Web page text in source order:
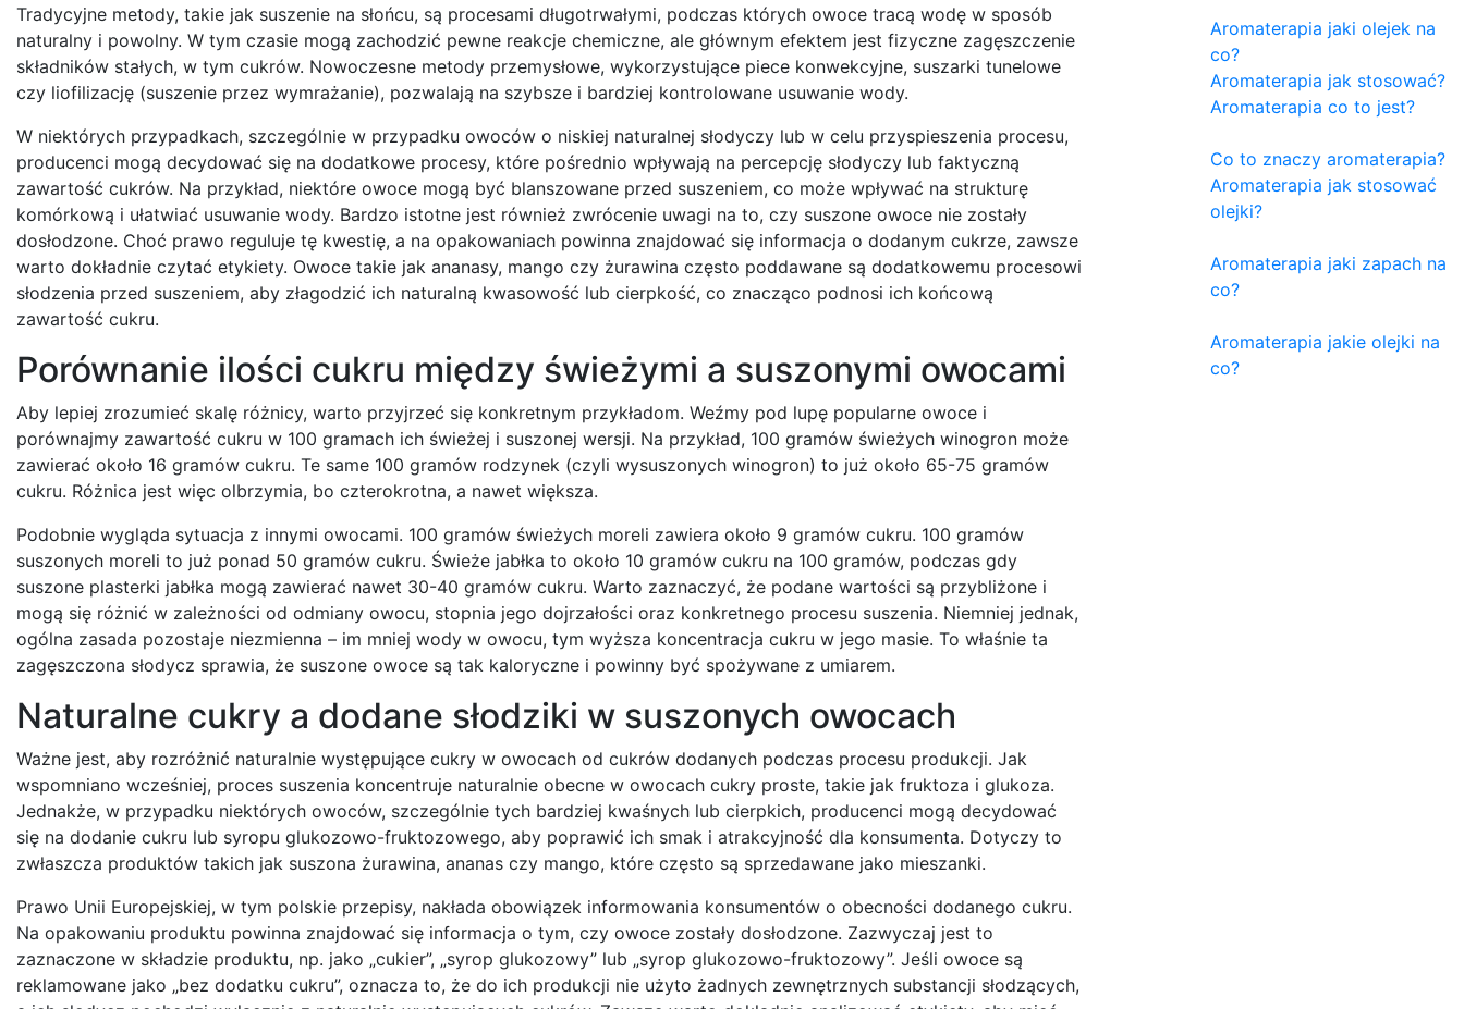
Tradycyjne metody, takie jak suszenie na słońcu, są procesami długotrwałymi, podczas których owoce tracą wodę w sposób
naturalny i powolny. W tym czasie mogą zachodzić pewne reakcje chemiczne, ale głównym efektem jest fizyczne zagęszczenie
składników stałych, w tym cukrów. Nowoczesne metody przemysłowe, wykorzystujące piece konwekcyjne, suszarki tunelowe
czy liofilizację (suszenie przez wymrażanie), pozwalają na szybsze i bardziej kontrolowane usuwanie wody.
W niektórych przypadkach, szczególnie w przypadku owoców o niskiej naturalnej słodyczy lub w celu przyspieszenia procesu,
producenci mogą decydować się na dodatkowe procesy, które pośrednio wpływają na percepcję słodyczy lub faktyczną
zawartość cukrów. Na przykład, niektóre owoce mogą być blanszowane przed suszeniem, co może wpływać na strukturę
komórkową i ułatwiać usuwanie wody. Bardzo istotne jest również zwrócenie uwagi na to, czy suszone owoce nie zostały
dosłodzone. Choć prawo reguluje tę kwestię, a na opakowaniach powinna znajdować się informacja o dodanym cukrze, zawsze
warto dokładnie czytać etykiety. Owoce takie jak ananasy, mango czy żurawina często poddawane są dodatkowemu procesowi
słodzenia przed suszeniem, aby złagodzić ich naturalną kwasowość lub cierpkość, co znacząco podnosi ich końcową
zawartość cukru.
Porównanie ilości cukru między świeżymi a suszonymi owocami
Aby lepiej zrozumieć skalę różnicy, warto przyjrzeć się konkretnym przykładom. Weźmy pod lupę popularne owoce i
porównajmy zawartość cukru w 100 gramach ich świeżej i suszonej wersji. Na przykład, 100 gramów świeżych winogron może
zawierać około 16 gramów cukru. Te same 100 gramów rodzynek (czyli wysuszonych winogron) to już około 65-75 gramów
cukru. Różnica jest więc olbrzymia, bo czterokrotna, a nawet większa.
Podobnie wygląda sytuacja z innymi owocami. 100 gramów świeżych moreli zawiera około 9 gramów cukru. 100 gramów
suszonych moreli to już ponad 50 gramów cukru. Świeże jabłka to około 10 gramów cukru na 100 gramów, podczas gdy
suszone plasterki jabłka mogą zawierać nawet 30-40 gramów cukru. Warto zaznaczyć, że podane wartości są przybliżone i
mogą się różnić w zależności od odmiany owocu, stopnia jego dojrzałości oraz konkretnego procesu suszenia. Niemniej jednak,
ogólna zasada pozostaje niezmienna – im mniej wody w owocu, tym wyższa koncentracja cukru w jego masie. To właśnie ta
zagęszczona słodycz sprawia, że suszone owoce są tak kaloryczne i powinny być spożywane z umiarem.
Naturalne cukry a dodane słodziki w suszonych owocach
Ważne jest, aby rozróżnić naturalnie występujące cukry w owocach od cukrów dodanych podczas procesu produkcji. Jak
wspomniano wcześniej, proces suszenia koncentruje naturalnie obecne w owocach cukry proste, takie jak fruktoza i glukoza.
Jednakże, w przypadku niektórych owoców, szczególnie tych bardziej kwaśnych lub cierpkich, producenci mogą decydować
się na dodanie cukru lub syropu glukozowo-fruktozowego, aby poprawić ich smak i atrakcyjność dla konsumenta. Dotyczy to
zwłaszcza produktów takich jak suszona żurawina, ananas czy mango, które często są sprzedawane jako mieszanki.
Prawo Unii Europejskiej, w tym polskie przepisy, nakłada obowiązek informowania konsumentów o obecności dodanego cukru.
Na opakowaniu produktu powinna znajdować się informacja o tym, czy owoce zostały dosłodzone. Zazwyczaj jest to
zaznaczone w składzie produktu, np. jako „cukier”, „syrop glukozowy” lub „syrop glukozowo-fruktozowy”. Jeśli owoce są
reklamowane jako „bez dodatku cukru”, oznacza to, że do ich produkcji nie użyto żadnych zewnętrznych substancji słodzących,
Aromaterapia jaki olejek na
co?
Aromaterapia jak stosować?
Aromaterapia co to jest?
Co to znaczy aromaterapia?
Aromaterapia jak stosować
olejki?
Aromaterapia jaki zapach na
co?
Aromaterapia jakie olejki na
co?